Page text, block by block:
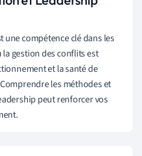
une compétence clé dans les
gestion des conflits est
et la santé de
les méthodes et
peut renforcer vos